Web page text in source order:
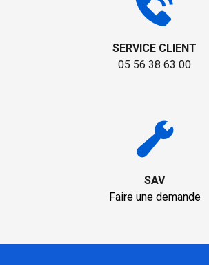
SERVICE CLIENT
05 56 38 63 00
SAV
Faire une demande